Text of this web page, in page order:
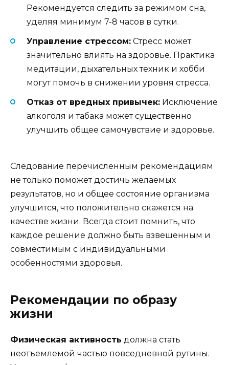
Рекомендуется следить за режимом сна,
уделяя минимум 7-8 часов в сутки.
Управление стрессом: Стресс может
значительно влиять на здоровье. Практика
медитации, дыхательных техник и хобби
могут помочь в снижении уровня стресса.
Отказ от вредных привычек: Исключение
алкоголя и табака может существенно
улучшить общее самочувствие и здоровье.
Следование перечисленным рекомендациям
не только поможет достичь желаемых
результатов, но и общее состояние организма
улучшится, что положительно скажется на
качестве жизни. Всегда стоит помнить, что
каждое решение должно быть взвешенным и
совместимым с индивидуальными
особенностями здоровья.
Рекомендации по образу
жизни
Физическая активность должна стать
неотъемлемой частью повседневной рутины.